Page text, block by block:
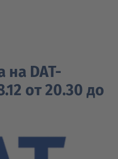
DAT-
от 20.30 до